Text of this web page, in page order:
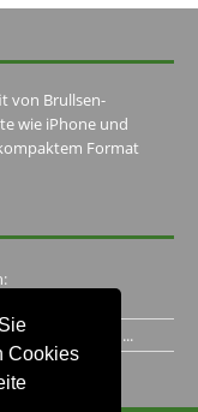
Cookies
von Brullsen-
wie iPhone und
Format
ihn...